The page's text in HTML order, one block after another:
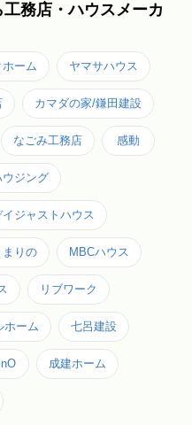
務店・ハウスメーカ
ーム ヤマサハウス
カマダの家/鎌田建設
なごみ工務店 感動
ウジング
イジャストハウス
まりの MBCハウス
リブワーク
ホーム 七呂建設
成建ホーム